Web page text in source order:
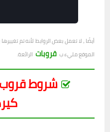
أيضًا ، لا تعمل بعض الروابط لأنه تم
الموقع مليء ب قروبات الرائعة.
شروط